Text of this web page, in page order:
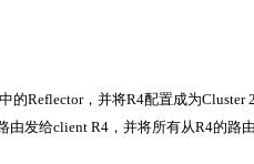
的Reflector，并将R4配置成为Cluster
由发给client R4，并将所有从R4的路